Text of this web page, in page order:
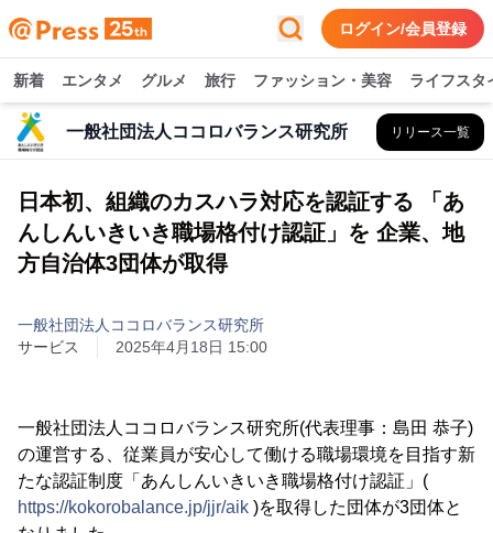
ログイン/会員登録
新着 エンタメ グルメ 旅行 ファッション・美容 ライフスタ
一般社団法人ココロバランス研究所 リリース一覧
日本初、組織のカスハラ対応を認証する 「あ
んしんいきいき職場格付け認証」を 企業、地
方自治体3団体が取得
一般社団法人ココロバランス研究所
サービス
2025年4月18日 15:00
一般社団法人ココロバランス研究所(代表理事：島田 恭子)
の運営する、従業員が安心して働ける職場環境を目指す新
たな認証制度「あんしんいきいき職場格付け認証」(
https://kokorobalance.jp/jjr/aik )を取得した団体が3団体と